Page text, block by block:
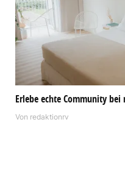
Erlebe echte Community
Von redaktionrv